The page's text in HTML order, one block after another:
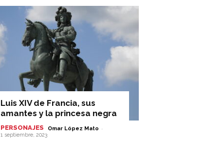
Luis XIV de Francia, sus
amantes y la princesa negra
PERSONAJES Omar López Mato -
1 septiembre, 2023